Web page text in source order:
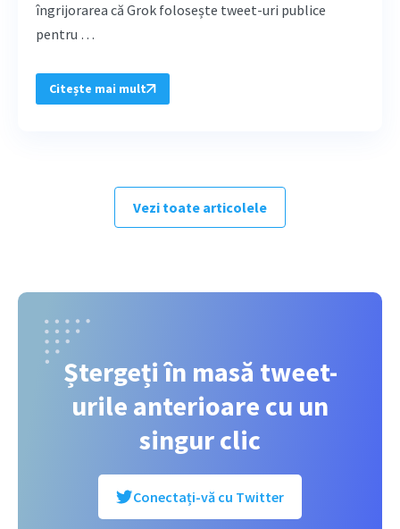
îngrijorarea că Grok folosește tweet-uri publice
pentru …
Citește mai mult
Vezi toate articolele
Ștergeți în masă tweet-
urile anterioare cu un
singur clic
Conectați-vă cu Twitter